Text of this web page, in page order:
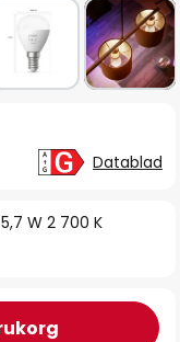
W 2 700 K
Datablad